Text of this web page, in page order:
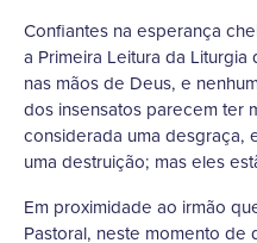
Confiantes na esperança
a Primeira Leitura da Liturgia
nas mãos de Deus, e
dos insensatos parecem ter
considerada uma desgraça,
uma destruição; mas eles
Em proximidade ao irmão
Pastoral, neste momento